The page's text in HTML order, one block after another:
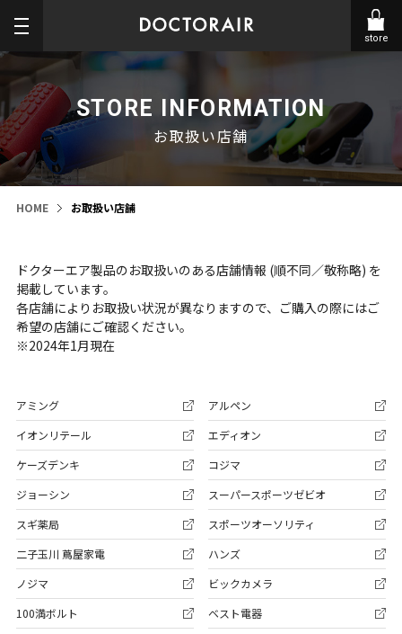
store
STORE INFORMATION
お取扱い店舗
HOME お取扱い店舗
ドクターエア製品のお取扱いのある店舗情報 (順不同／敬称略) を
掲載しています。
各店舗によりお取扱い状況が異なりますので、ご購入の際にはご
希望の店舗にご確認ください。
※2024年1月現在
アミング
アルペン
イオンリテール
エディオン
ケーズデンキ
コジマ
ジョーシン
スーパースポーツゼビオ
スギ薬局
スポーツオーソリティ
二子玉川 蔦屋家電
ハンズ
ノジマ
ビックカメラ
100満ボルト
ベスト電器